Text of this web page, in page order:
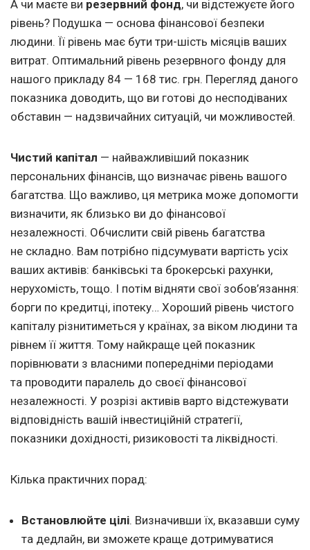
А чи маєте ви резервний фонд, чи відстежуєте його
рівень? Подушка — основа фінансової безпеки
людини. Її рівень має бути три-шість місяців ваших
витрат. Оптимальний рівень резервного фонду для
нашого прикладу 84 — 168 тис. грн. Перегляд даного
показника доводить, що ви готові до несподіваних
обставин — надзвичайних ситуацій, чи можливостей.
Чистий капітал — найважливіший показник
персональних фінансів, що визначає рівень вашого
багатства. Що важливо, ця метрика може допомогти
визначити, як близько ви до фінансової
незалежності. Обчислити свій рівень багатства
не складно. Вам потрібно підсумувати вартість усіх
ваших активів: банківські та брокерські рахунки,
нерухомість, тощо. І потім відняти свої зобов’язання:
борги по кредитці, іпотеку… Хороший рівень чистого
капіталу різнитиметься у країнах, за віком людини та
рівнем її життя. Тому найкраще цей показник
порівнювати з власними попередніми періодами
та проводити паралель до своєї фінансової
незалежності. У розрізі активів варто відстежувати
відповідність вашій інвестиційній стратегії,
показники дохідності, ризиковості та ліквідності.
Кілька практичних порад:
Встановлюйте цілі. Визначивши їх, вказавши суму
та дедлайн, ви зможете краще дотримуватися